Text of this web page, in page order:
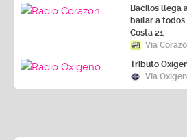
bailar a todos
Costa 21
Vía Corazón
Tributo
Vía